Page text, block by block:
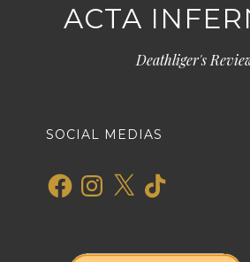
ACTA
Deathliger's
SOCIAL MEDIAS
FacebookInstagram
X TikTok